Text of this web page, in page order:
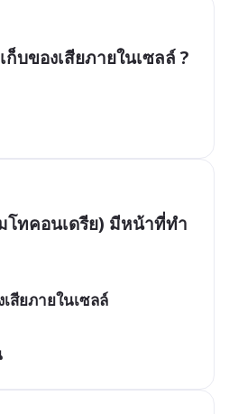
บของเสียภายในเซลล์ ?
ทคอนเดรีย) มีหน้าที่ทำ
สียภายในเซลล์